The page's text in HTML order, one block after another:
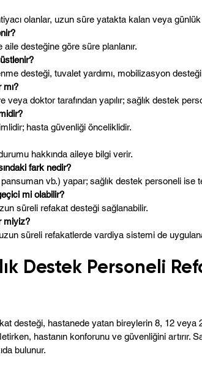
olanlar, uzun süre yatakta kalan veya
aile desteğine göre süre planlanır.
desteği, tuvalet yardımı, mobilizasyon
veya doktor tarafından yapılır; sağlık destek
hasta güvenliği önceliklidir.
hakkında aileye bilgi verir.
fark nedir?
vb.) yapar; sağlık destek personeli ise
mi olabilir?
süreli refakat desteği sağlanabilir.
miyiz?
süreli refakatlerde vardiya sistemi de
Destek Personeli
desteği, hastanede yatan bireylerin 8, 12 veya
hastanın konforunu ve güvenliğini artırır.
bulunur.